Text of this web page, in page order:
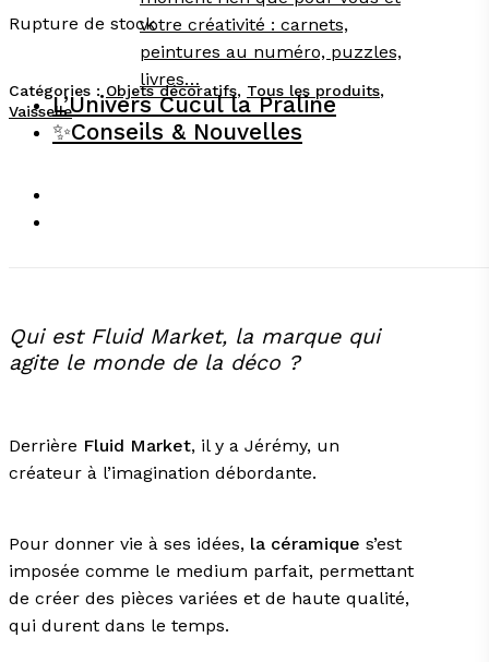
votre créativité : carnets,
peintures au numéro, puzzles,
livres…
L’Univers Cucul la Praline
✨Conseils & Nouvelles
Rupture de stock
Catégories :Objets décoratifs, Tous les produits,
Vaisselle
Qui est Fluid Market, la marque qui
agite le monde de la déco ?
Derrière Fluid Market, il y a Jérémy, un
créateur à l’imagination débordante.
Pour donner vie à ses idées, la céramique s’est
imposée comme le medium parfait, permettant
de créer des pièces variées et de haute qualité,
qui durent dans le temps.